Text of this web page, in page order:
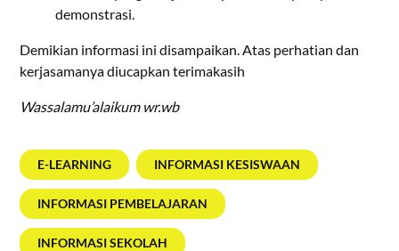
demonstrasi.
Demikian informasi ini disampaikan. Atas perhatian dan
kerjasamanya diucapkan terimakasih
Wassalamu’alaikum wr.wb
E-LEARNING INFORMASI KESISWAAN
INFORMASI PEMBELAJARAN
INFORMASI SEKOLAH